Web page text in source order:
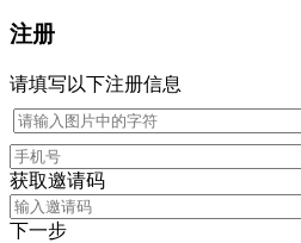
注册
请填写以下注册信息
获取邀请码
下一步